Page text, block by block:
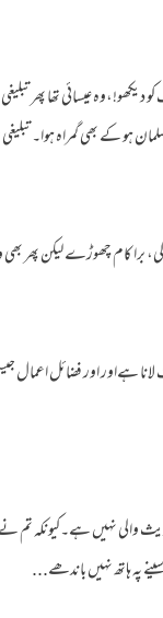
دیکھو!،وہ عیسائی تھا پھر
ہو کے بھی گمراہ ہوا۔
کام چھوڑے لیکن پھر بھی وہ
ہےاور اور فضائل اعمال
حدیث والی نہیں ہے۔کیونکہ تم
پہ ہاتھ نہیں باندھے...